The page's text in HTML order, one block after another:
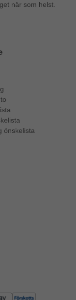
när som helst.
önskelista